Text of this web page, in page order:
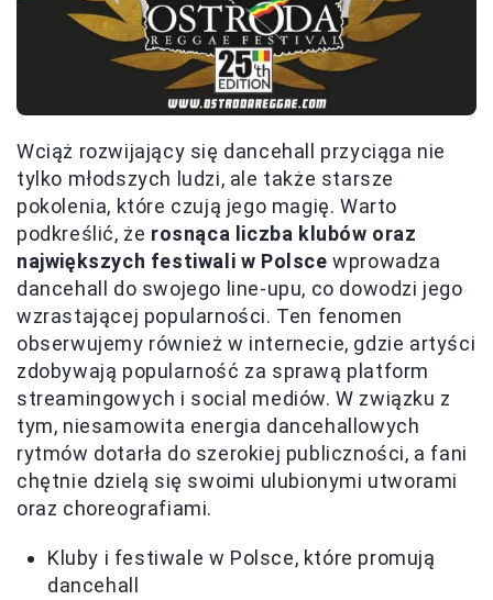
Wciąż rozwijający się dancehall przyciąga nie
tylko młodszych ludzi, ale także starsze
pokolenia, które czują jego magię. Warto
podkreślić, że rosnąca liczba klubów oraz
największych festiwali w Polsce wprowadza
dancehall do swojego line-upu, co dowodzi jego
wzrastającej popularności. Ten fenomen
obserwujemy również w internecie, gdzie artyści
zdobywają popularność za sprawą platform
streamingowych i social mediów. W związku z
tym, niesamowita energia dancehallowych
rytmów dotarła do szerokiej publiczności, a fani
chętnie dzielą się swoimi ulubionymi utworami
oraz choreografiami.
Kluby i festiwale w Polsce, które promują
dancehall